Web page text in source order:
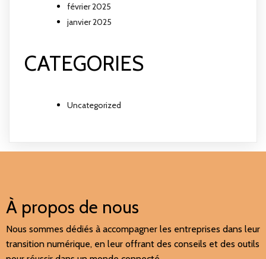
février 2025
janvier 2025
CATEGORIES
Uncategorized
À propos de nous
Nous sommes dédiés à accompagner les entreprises dans leur
transition numérique, en leur offrant des conseils et des outils